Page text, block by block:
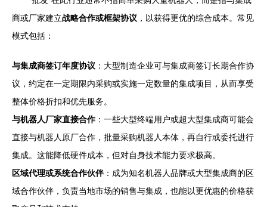
商或厂家建立战略合作或框架协议 ，以获得更优的综合成本。常见
模式包括：
与集成商签订年度协议 ：大型制造企业可与集成商签订长期合作协
议，约定在一定期限内采购或实施一定数量的集成项目，从而享受
整体价格折扣和优先服务。
与机器人厂家直接合作：一些大型终端用户或超大型集成商可能会
直接与机器人原厂合作，批量采购机器人本体，再自行或委托进行
集成。这能降低硬件成本，但对自身技术能力要求极高。
区域代理或系统合作伙伴：成为知名机器人品牌或大型集成商的区
域合作伙伴，负责当地市场的销售与集成，也能以更优惠的价格获